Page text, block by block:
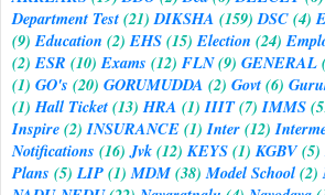
Department Test(21) DIKSHA (159) DSC(4)
(9) Education (2) EHS(15) Election (24)
(2) ESR (10) Exams (12) FLN(9) GENERAL
(1) GO's (20) GORUMUDDA (2) Govt(6)
(1) Hall Ticket(13) HRA (1) IIIT(7) IMMS
Inspire(2) INSURANCE(1) Inter(12)
Notifications (16) Jvk(12) KEYS(1) KGBV(5)
Plans (5) LIP(1) MDM(38) Model School(2)